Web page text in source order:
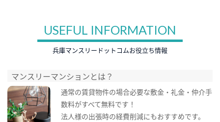
USEFUL INFORMATION
兵庫マンスリードットコムお役立ち情報
マンスリーマンションとは？
通常の賃貸物件の場合必要な敷金・礼金・仲介手
数料がすべて無料です！
法人様の出張時の経費削減にもおすすめです。